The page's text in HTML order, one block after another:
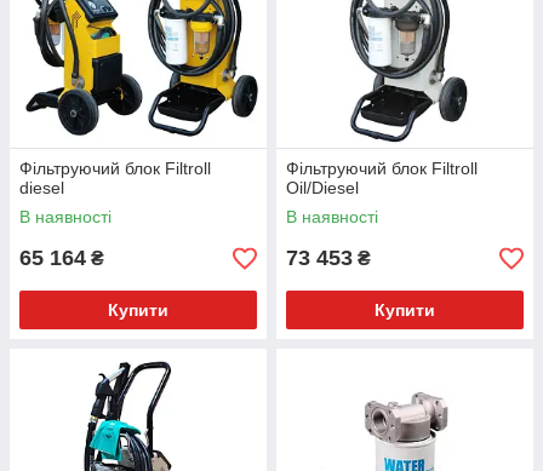
Фільтруючий блок Filtroll
diesel
В наявності
65 164 ₴
Купити
Фільтруючий блок Filtroll
Oil/Diesel
В наявності
73 453 ₴
Купити